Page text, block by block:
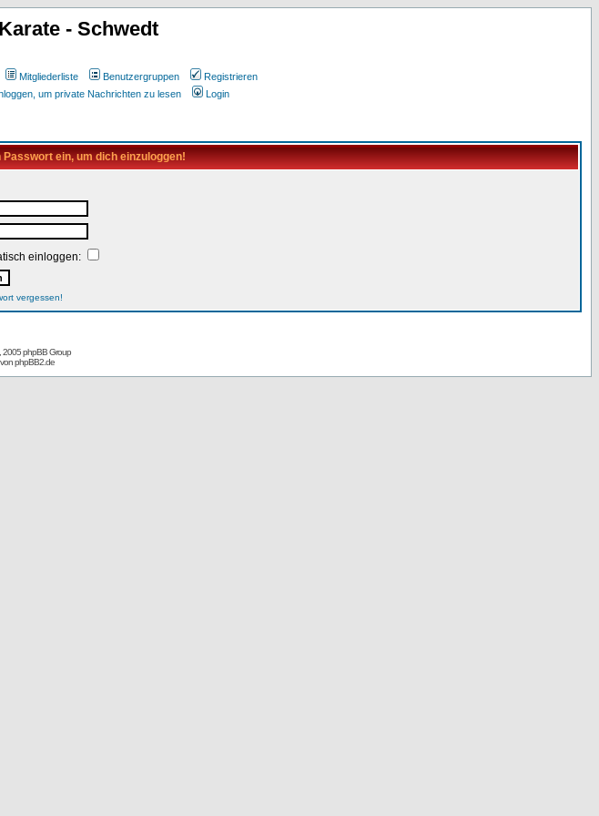
Karate - Schwedt
Mitgliederliste Benutzergruppen
Registrieren
um private Nachrichten zu lesen Login
ein, um dich einzuloggen!
einloggen:
vergessen!
phpBB Group
phpBB2.de